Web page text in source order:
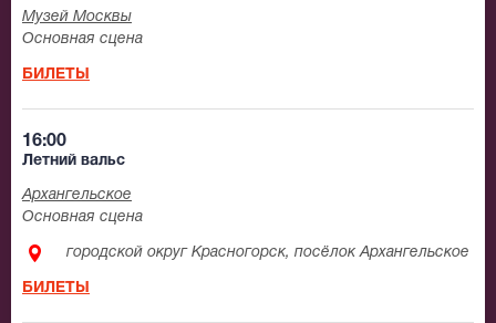
Музей Москвы
Основная сцена
БИЛЕТЫ
16:00
Летний вальс
Архангельское
Основная сцена
городской округ Красногорск, посёлок Архангельское
БИЛЕТЫ